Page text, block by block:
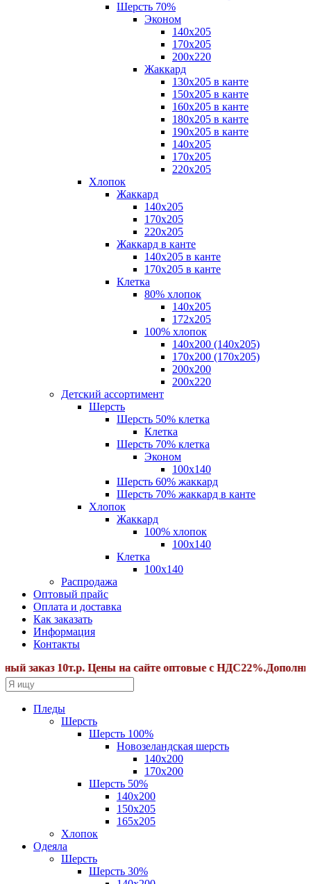
Шерсть 70%
Эконом
140х205
170х205
200х220
Жаккард
130х205 в канте
150х205 в канте
160х205 в канте
180х205 в канте
190х205 в канте
140х205
170х205
220х205
Хлопок
Жаккард
140x205
170х205
220х205
Жаккард в канте
140х205 в канте
170х205 в канте
Клетка
80% хлопок
140x205
172х205
100% хлопок
140x200 (140х205)
170x200 (170х205)
200х200
200х220
Детский ассортимент
Шерсть
Шерсть 50% клетка
Клетка
Шерсть 70% клетка
Эконом
100x140
Шерсть 60% жаккард
Шерсть 70% жаккард в канте
Хлопок
Жаккард
100% хлопок
100x140
Клетка
100х140
Распродажа
Оптовый прайс
Оплата и доставка
Как заказать
Информация
Контакты
заказ 10т.р. Цены на сайте оптовые с
Пледы
Шерсть
Шерсть 100%
Новозеландская шерсть
140х200
170x200
Шерсть 50%
140x200
150х205
165х205
Хлопок
Одеяла
Шерсть
Шерсть 30%